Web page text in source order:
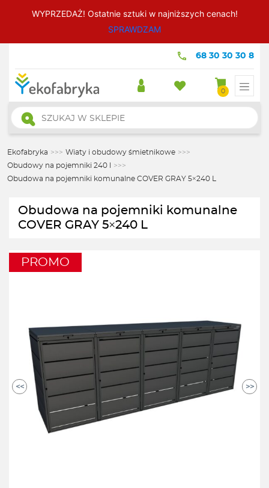
WYPRZEDAŻ! Ostatnie sztuki w najniższych cenach!
SPRAWDZAM
68 30 30 30 8
0
Wyszukiwarka
produktów
Ekofabryka >>> Wiaty i obudowy śmietnikowe >>>
Obudowy na pojemniki 240 l
>>>
Obudowa na pojemniki komunalne COVER GRAY 5×240 L
Obudowa na pojemniki komunalne
COVER GRAY 5×240 L
PROMO
<< >>